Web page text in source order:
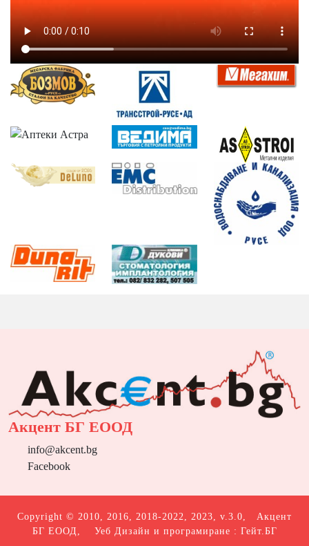
Акцент БГ ЕООД
info@akcent.bg
Facebook
Copyright © 2010, 2016, 2018-2022, 2023, v.3.0, Акцент
БГ ЕООД , Уеб Дизайн и програмиране : Гейт.БГ